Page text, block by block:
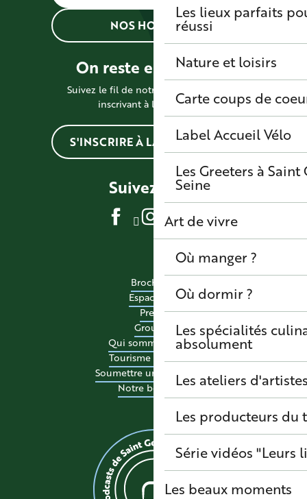
Les lieux parfaits
réussi
Nature et loisirs
Carte coups de
Label Accueil Vélo
Les Greeters à
Seine
Art de vivre
Où manger ?
Où dormir ?
Les spécialités
absolument
Les ateliers
Les producteurs du
Série vidéos "Leurs
Les beaux moments
NOS HORAIRES
On reste en contact !
Suivez le fil de notre actualité en vous
inscrivant à la newsletter
S'INSCRIRE À LA NEWSLETTER
Suivez-nous
Brochures
Espace pro
Presse
Groupes
Qui sommes-nous ?
Tourisme accessible
Soumettre un événement
Notre boutique